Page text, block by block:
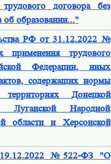
договора без
об образовании..."
РФ от 31.12.2022 №
применения трудового
Федерации, иных
содержащих нормы
Донецкой
Луганской Народной
области и Херсонской
19.12.2022 №522-ФЗ "О